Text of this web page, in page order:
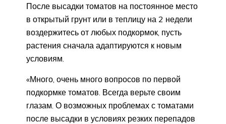
После высадки томатов на постоянное место
в открытый грунт или в теплицу на 2 недели
воздержитесь от любых подкормок, пусть
растения сначала адаптируются к новым
условиям.
«Много, очень много вопросов по первой
подкормке томатов. Всегда верьте своим
глазам. О возможных проблемах с томатами
после высадки в условиях резких перепадов